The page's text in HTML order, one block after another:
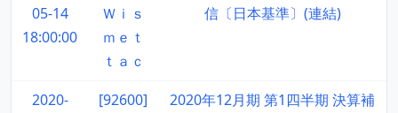
05-14
18:00:00
Ｗｉｓ
ｍｅｔ
ｔａｃ
信〔日本基準〕(連結)
2020-
[92600]
2020年12月期 第1四半期 決算補